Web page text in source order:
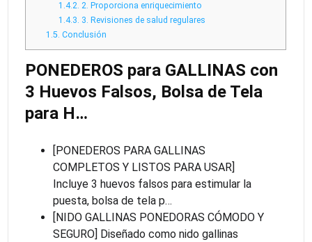
1.4.2. 2. Proporciona enriquecimiento
1.4.3. 3. Revisiones de salud regulares
1.5. Conclusión
PONEDEROS para GALLINAS con
3 Huevos Falsos, Bolsa de Tela
para H…
[PONEDEROS PARA GALLINAS
COMPLETOS Y LISTOS PARA USAR]
Incluye 3 huevos falsos para estimular la
puesta, bolsa de tela p…
[NIDO GALLINAS PONEDORAS CÓMODO Y
SEGURO] Diseñado como nido gallinas